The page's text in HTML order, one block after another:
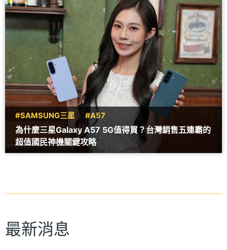
#SAMSUNG三星 #A57
為什麼三星Galaxy A57 5G值得買？台灣銷售五連霸的
超值國民神機關鍵攻略
最新消息